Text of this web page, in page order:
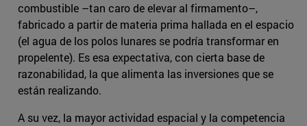
combustible –tan caro de elevar al firmamento–,
fabricado a partir de materia prima hallada en el espacio
(el agua de los polos lunares se podría transformar en
propelente). Es esa expectativa, con cierta base de
razonabilidad, la que alimenta las inversiones que se
están realizando.
A su vez, la mayor actividad espacial y la competencia